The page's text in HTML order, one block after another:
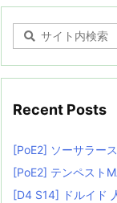
Recent Posts
[PoE2] ソーサラー
[PoE2] テンペスト
[D4 S14] ドルイド